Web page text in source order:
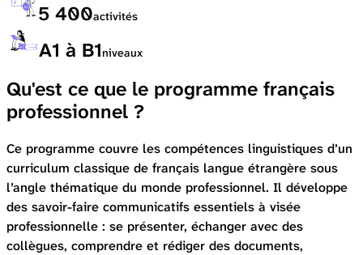
5 400activités
A1 à B1niveaux
Qu'est ce que le programme français
professionnel ?
Ce programme couvre les compétences linguistiques d’un
curriculum classique de français langue étrangère sous
l’angle thématique du monde professionnel. Il développe
des savoir-faire communicatifs essentiels à visée
professionnelle : se présenter, échanger avec des
collègues, comprendre et rédiger des documents,